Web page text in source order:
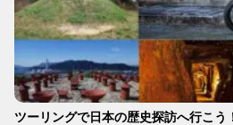
ツーリングで日本の歴史探訪へ行こう